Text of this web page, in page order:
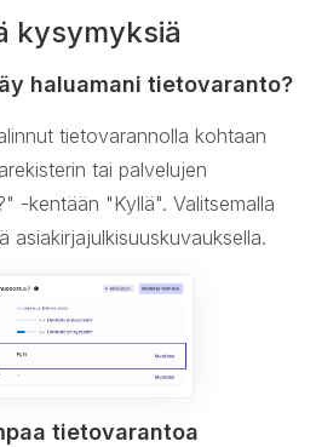
kysymyksiä
haluamani tietovaranto?
tietovarannolla kohtaan
tai palvelujen
-kentään "Kyllä". Valitsemalla
asiakirjajulkisuuskuvauksella.
tietovarantoa